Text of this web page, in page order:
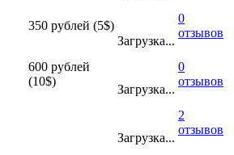
350 рублей (5$)
Загрузка...
0
отзывов
600 рублей
(10$)
Загрузка...
0
отзывов
Загрузка...
2
отзывов